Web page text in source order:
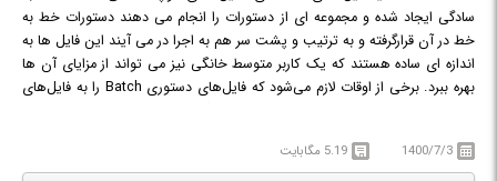
سادگی ایجاد شده و مجموعه ای از دستورات را انجام می دهند دستورات خط به
خط در آن قرارگرفته و به ترتیب و پشت سر هم به اجرا در می آیند این فایل ها به
اندازه ای ساده هستند که یک کاربر متوسط خانگی نیز می تواند از مزایای آن ها
بهره ببرد. برخی از اوقات لازم می‌شود که فایل‌های دستوری Batch را به فایل‌های
یکی از ابزارهایی است که این امکان را با قابلیت‌های بسیار خوبی ارائه می دهد.
1400/7/3 5.19 مگابایت